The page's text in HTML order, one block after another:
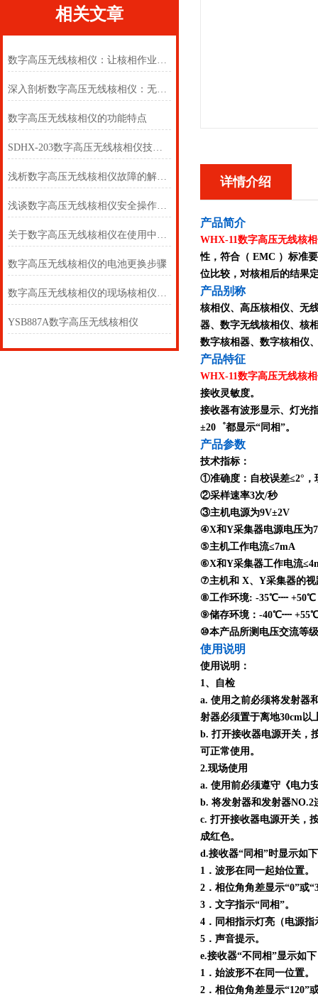
相关文章
数字高压无线核相仪：让核相作业“0距离”
深入剖析数字高压无线核相仪：无线传输、实时监测与智能分析，为电网安全运维保驾护航
数字高压无线核相仪的功能特点
SDHX-203数字高压无线核相仪技术指标
浅析数字高压无线核相仪故障的解决方案
浅谈数字高压无线核相仪安全操作注意事项
关于数字高压无线核相仪在使用中的注意事项
数字高压无线核相仪的电池更换步骤
数字高压无线核相仪的现场核相仪说明
YSB887A数字高压无线核相仪
详情介绍
产品简介
WHX-11数字高压无线核
性，符合（ EMC ）标准
位比较，对核相后的结果
产品别称
核相仪、高压核相仪、无
器、数字无线核相仪、核
数字核相器、数字核相仪
产品特征
WHX-11数字高压无线核
接收灵敏度。
接收器有波形显示、灯光
±20゜都显示“同相”。
产品参数
技术指标：
①准确度：自校误差≤2°，
②采样速率3次/秒
③主机电源为9V±2V
④X和Y采集器电源电压为
⑤主机工作电流≤7mA
⑥X和Y采集器工作电流
⑦主机和 X、Y采集器的视
⑧工作环境: -35℃┉ +50℃
⑨储存环境：-40℃┉
⑩本产品所测电压交流等
使用说明
使用说明：
1、自检
a. 使用之前必须将发射器
射器必须置于离地30cm以
b. 打开接收器电源开关，
可正常使用。
2.现场使用
a. 使用前必须遵守《电力
b. 将发射器和发射器
c. 打开接收器电源开关，
成红色。
d.接收器“同相”时显示如
1．波形在同一起始位置。
2．相位角角差显示“0”或
3．文字指示“同相”。
4．同相指示灯亮（电源
5．声音提示。
e.接收器“不同相”显示如
1．始波形不在同一位置。
2．相位角角差显示“120”